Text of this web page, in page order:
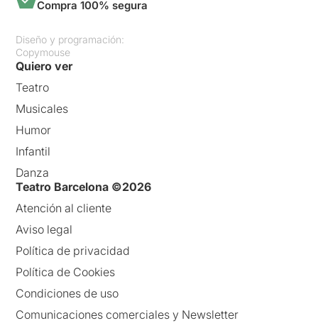
Compra 100% segura
Diseño y programación:
Copymouse
Quiero ver
Teatro
Musicales
Humor
Infantil
Danza
Teatro Barcelona ©2026
Atención al cliente
Aviso legal
Política de privacidad
Política de Cookies
Condiciones de uso
Comunicaciones comerciales y Newsletter